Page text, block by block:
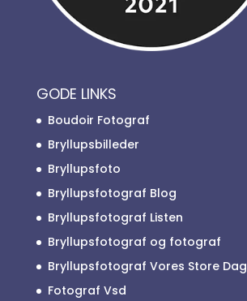
GODE LINKS
Boudoir Fotograf
Bryllupsbilleder
Bryllupsfoto
Bryllupsfotograf Blog
Bryllupsfotograf Listen
Bryllupsfotograf og fotograf
Bryllupsfotograf Vores Store Dag
Fotograf Vsd